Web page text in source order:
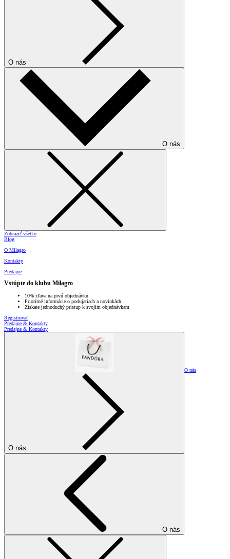
O nás
O nás
Zobraziť všetko
Blog
O Milagro
Kontakty
Predajne
Vstúpte do klubu Milagro
10% zľava na prvú objednávku
Prioritné informácie o podujatiach a novinkách
Získate jednoduchý prístup k svojim objednávkam
Registrovať
Predajne & Kontakty
Predajne & Kontakty
O nás
O nás
O nás